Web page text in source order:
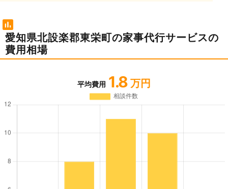
愛知県北設楽郡東栄町の家事代行サービスの
費用相場
平均費用 1.8 万円